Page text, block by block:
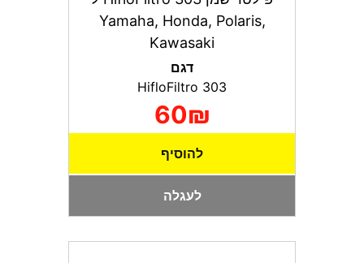
Yamaha, Honda, Polaris,
Kawasaki
דגם
60₪
להוסיף
לעגלה